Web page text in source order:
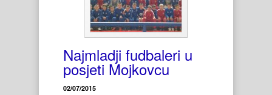
Najmladji fudbaleri u
posjeti Mojkovcu
02/07/2015